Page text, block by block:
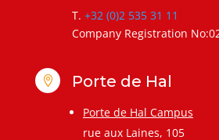
T. +32 (0)2 535 31 11
Company Registration
 Porte de Hal
Porte de Hal Campus
rue aux Laines, 105